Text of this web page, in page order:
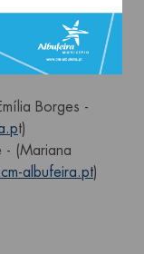
Ciência é
Borges -
t)
- (Mariana
albufeira.pt)